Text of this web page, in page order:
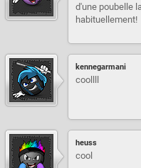
d'une poubelle
habituellement!
kennegarmani
coollll
heuss
cool